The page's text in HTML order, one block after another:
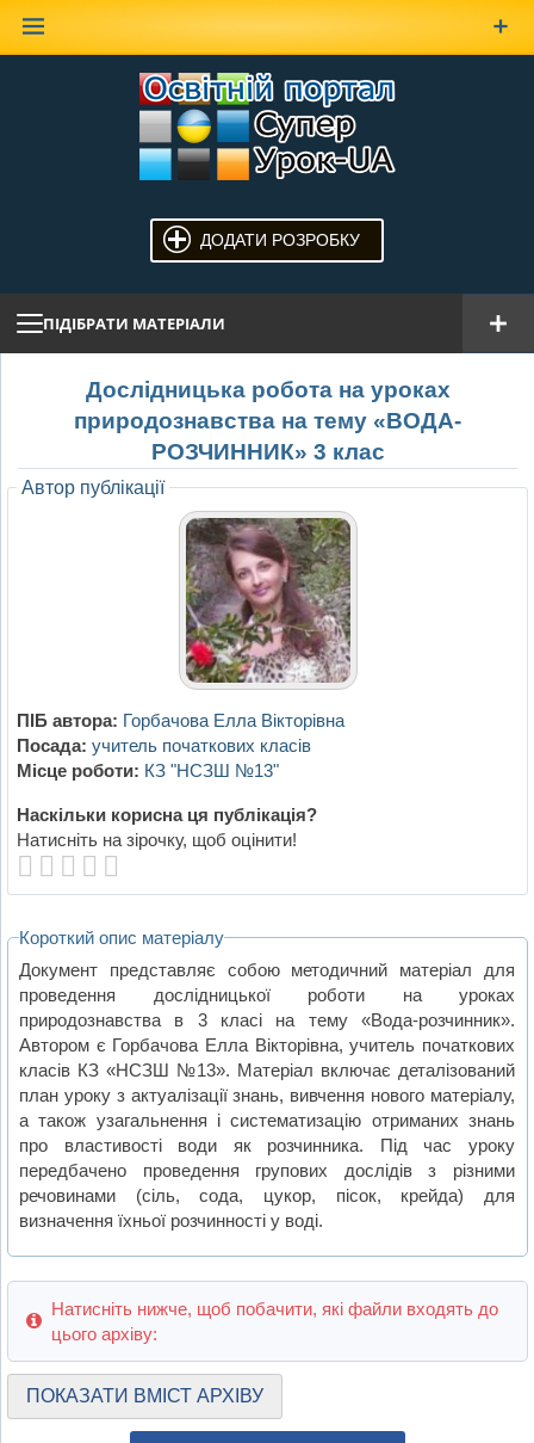
ДОДАТИ РОЗРОБКУ
ПІДІБРАТИ МАТЕРІАЛИ
Дослідницька робота на уроках
природознавства на тему «ВОДА-
РОЗЧИННИК» 3 клас
Автор публікації
ПІБ автора: Горбачова Елла Вікторівна
Посада: учитель початкових класів
Місце роботи: КЗ "НСЗШ №13"
Наскільки корисна ця публікація?
Натисніть на зірочку, щоб оцінити!
Короткий опис матеріалу
Документ представляє собою методичний матеріал для
проведення дослідницької роботи на уроках
природознавства в 3 класі на тему «Вода-розчинник».
Автором є Горбачова Елла Вікторівна, учитель початкових
класів КЗ «НСЗШ №13». Матеріал включає деталізований
план уроку з актуалізації знань, вивчення нового матеріалу,
а також узагальнення і систематизацію отриманих знань
про властивості води як розчинника. Під час уроку
передбачено проведення групових дослідів з різними
речовинами (сіль, сода, цукор, пісок, крейда) для
визначення їхньої розчинності у воді.
Натисніть нижче, щоб побачити, які файли входять до
цього архіву:
ПОКАЗАТИ ВМІСТ АРХІВУ